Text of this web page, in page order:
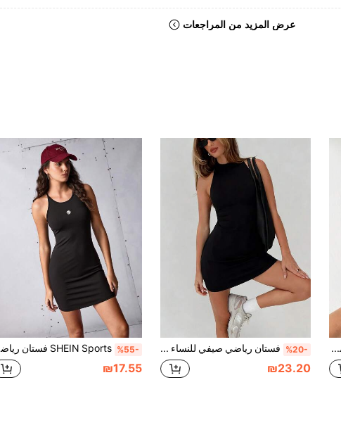
عرض المزيد من المراجعات
SHEIN Sports فستان رياضي بدون أكمام بلون واحد قصير وضيق ومنفرد ومقطع %20- فستان رياضي صيفي للنساء بدون ظهر وياقة عالية
₪23.20
%55-
₪17.55